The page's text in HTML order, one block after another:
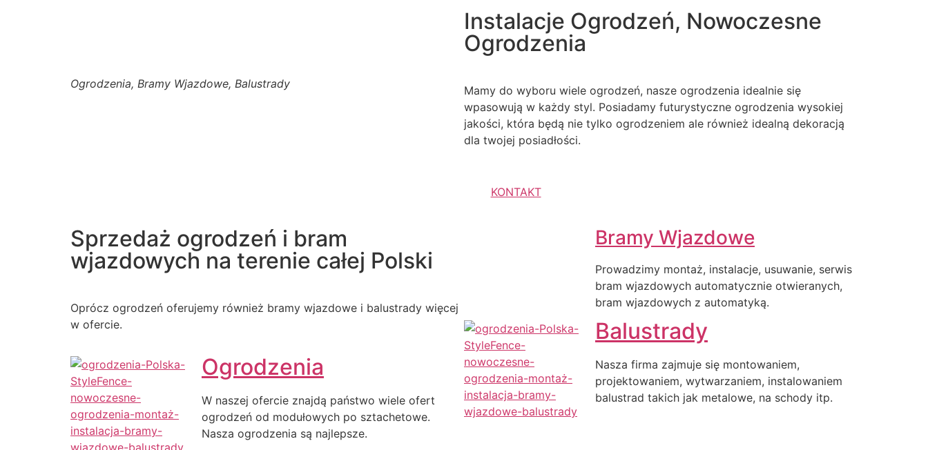
Ogrodzenia, Bramy Wjazdowe, Balustrady
Instalacje Ogrodzeń, Nowoczesne
Ogrodzenia
Mamy do wyboru wiele ogrodzeń, nasze ogrodzenia idealnie się
wpasowują w każdy styl. Posiadamy futurystyczne ogrodzenia wysokiej
jakości, która będą nie tylko ogrodzeniem ale również idealną dekoracją
dla twojej posiadłości.
KONTAKT
Sprzedaż ogrodzeń i bram
wjazdowych na terenie całej Polski
Oprócz ogrodzeń oferujemy również bramy wjazdowe i balustrady więcej
w ofercie.
Ogrodzenia
W naszej ofercie znajdą państwo wiele ofert
ogrodzeń od modułowych po sztachetowe.
Nasza ogrodzenia są najlepsze.
Bramy Wjazdowe
Prowadzimy montaż, instalacje, usuwanie, serwis
bram wjazdowych automatycznie otwieranych,
bram wjazdowych z automatyką.
Balustrady
Nasza firma zajmuje się montowaniem,
projektowaniem, wytwarzaniem, instalowaniem
balustrad takich jak metalowe, na schody itp.